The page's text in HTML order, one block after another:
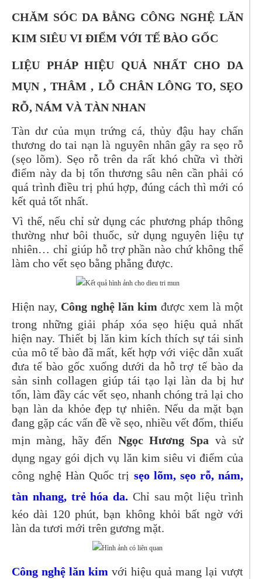
CHĂM SÓC DA BẰNG CÔNG NGHỆ LĂN
KIM SIÊU VI ĐIỂM VỚI TẾ BÀO GỐC
LIỆU PHÁP HIỆU QUẢ NHẤT CHO DA
MỤN , THÂM , LỖ CHÂN LÔNG TO, SẸO
RỖ, NÁM VÀ TÀN NHAN
Tàn dư của mụn trứng cá, thủy đậu hay chấn
thương do tai nạn là nguyên nhân gây ra sẹo rỗ
(sẹo lõm). Sẹo rỗ trên da rất khó chữa vì thời
điểm này da bị tổn thương sâu nên cần phải có
quá trình điều trị phú hợp, đúng cách thì mới có
kết quả tốt nhất.
Vì thế, nếu chỉ sử dụng các phương pháp thông
thường như bôi thuốc, sử dụng nguyên liệu tự
nhiên… chỉ giúp hỗ trợ phần nào chứ không thể
làm cho vết sẹo bằng phẳng được.
Hiện nay, Công nghệ lăn kim được xem là một
trong những giải pháp xóa sẹo hiệu quả nhất
hiện nay. Thiết bị lăn kim kích thích sự tái sinh
của mô tế bào đã mất, kết hợp với việc dẫn xuất
đưa tế bào gốc xuống dưới da hỗ trợ tế bào da
sản sinh collagen giúp tái tạo lại làn da bị hư
tổn, làm đầy các vết sẹo, nhanh chóng trả lại cho
bạn làn da khỏe đẹp tự nhiên. Nếu da mặt bạn
đang gặp các vấn đề về sẹo, nhiều vết đốm, thiếu
mịn màng, hãy đến Ngọc Hương Spa và sử
dụng ngay gói dịch vụ lăn kim siêu vi điểm của
công nghệ Hàn Quốc trị sẹo lõm, sẹo rỗ, nám,
tàn nhang, trẻ hóa da. Chỉ sau một liệu trình
kéo dài 120 phút, bạn không khỏi bất ngờ với
làn da tươi mới trên gương mặt.
Công nghệ lăn kim với hiệu quả mang lại vượt